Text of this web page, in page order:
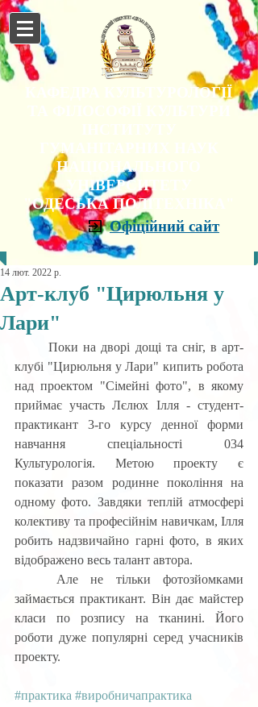
КАФЕДРА КУЛЬТУРОЛОГІЇ
ГУМАНІТАРНИХ НАУК
НАЦІОНАЛЬНОГО
УНІВЕРСИТЕТУ
"ОДЕСЬКА ПОЛІТЕХНІКА"
Офіційний сайт
Арт-клуб "Цирюльня у
Лари"
14 лют. 2022 р.
	Поки на дворі дощі та сніг, в арт-
клубі "Цирюльня у Лари" кипить робота
над проектом "Сімейні фото", в якому
приймає участь Лєлюх Ілля - студент-
практикант 3-го курсу денної форми
навчання спеціальності 034
Культурологія. Метою проекту є
показати разом родинне покоління на
одному фото. Завдяки теплій атмосфері
колективу та професійнім навичкам, Ілля
робить надзвичайно гарні фото, в яких
відображено весь талант автора.
займається практикант. Він дає майстер
класи по розпису на тканині. Його
роботи дуже популярні серед учасників
проекту.
#практика #виробничапрактика